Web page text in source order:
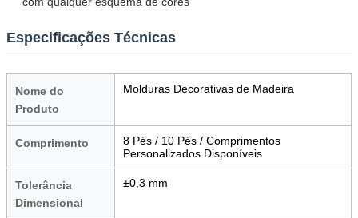
Especificações Técnicas
Nome do
Produto
Molduras Decorativas de Madeira
Comprimento
8 Pés / 10 Pés / Comprimentos
Personalizados Disponíveis
Tolerância
Dimensional
±0,3 mm